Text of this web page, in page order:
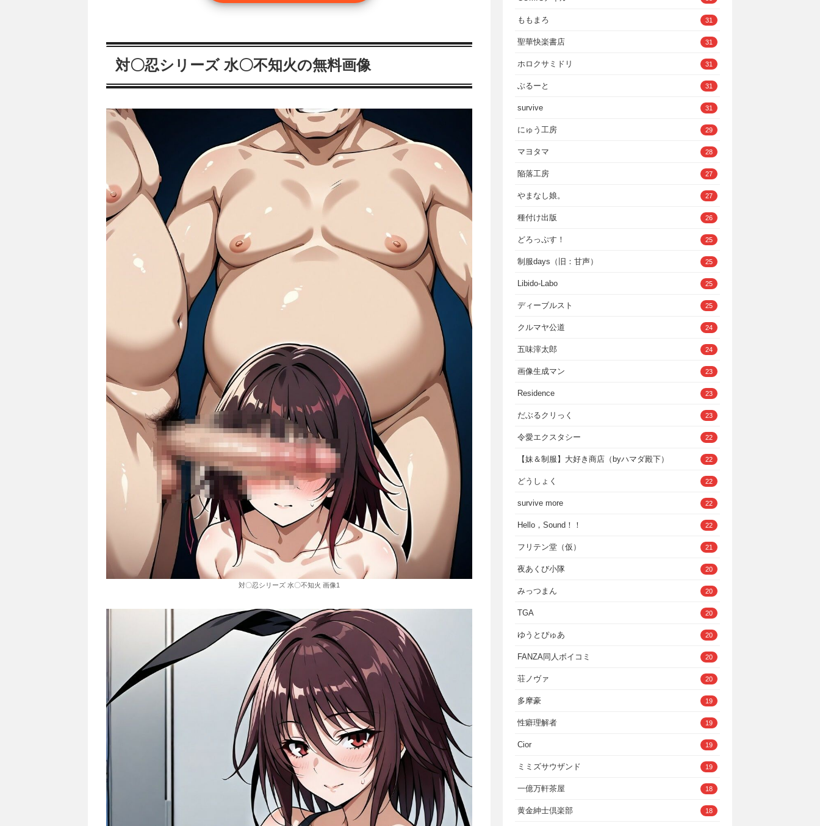
対〇忍シリーズ 水〇不知火の無料画像
対〇忍シリーズ 水〇不知火 画像1
ももまろ 31
聖華快楽書店 31
ホロクサミドリ 31
ぶるーと 31
survive 31
にゅう工房 29
マヨタマ 28
陥落工房 27
やまなし娘。 27
種付け出版 26
どろっぷす！ 25
制服days（旧：甘声） 25
Libido-Labo 25
ディーブルスト 25
クルマヤ公道 24
五味滓太郎 24
画像生成マン 23
Residence 23
だぶるクリっく 23
令愛エクスタシー 22
【妹＆制服】大好き商店（byハマダ殿下） 22
どうしょく 22
survive more 22
Hello，Sound！！ 22
フリテン堂（仮） 21
夜あくび小隊 20
みっつまん 20
TGA 20
ゆうとぴゅあ 20
FANZA同人ボイコミ 20
荘ノヴァ 20
多摩豪 19
性癖理解者 19
Cior 19
ミミズサウザンド 19
一億万軒茶屋 18
黄金紳士倶楽部 18